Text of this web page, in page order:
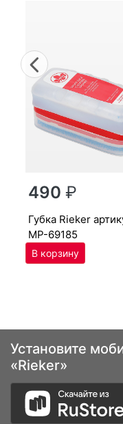
Previous
490₽
губ­ка Ri­eker
MP-69185
Установите
«Rieker»